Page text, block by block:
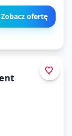
Zobacz ofertę